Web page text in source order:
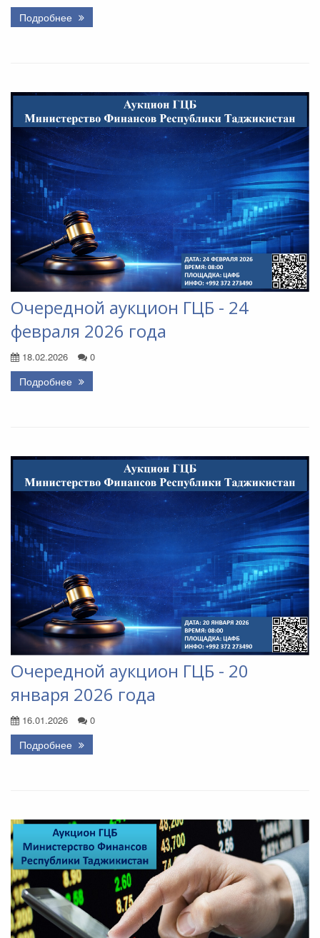
Подробнее
Очередной аукцион ГЦБ - 24
февраля 2026 года
18.02.2026 0
Подробнее
Очередной аукцион ГЦБ - 20
января 2026 года
16.01.2026 0
Подробнее